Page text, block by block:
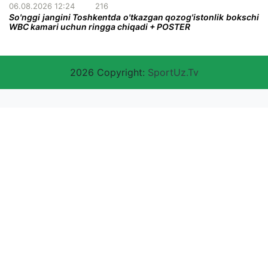
06.08.2026 12:24 216
So'nggi jangini Toshkentda o'tkazgan qozog'istonlik bokschi
WBC kamari uchun ringga chiqadi + POSTER
2026 Copyright: SportUz.Tv